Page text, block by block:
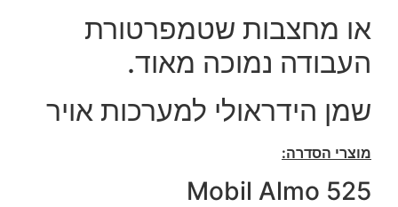
או מחצבות שטמפרטורת
העבודה נמוכה מאוד.
שמן הידראולי למערכות אויר
מוצרי הסדרה:
Mobil Almo 525